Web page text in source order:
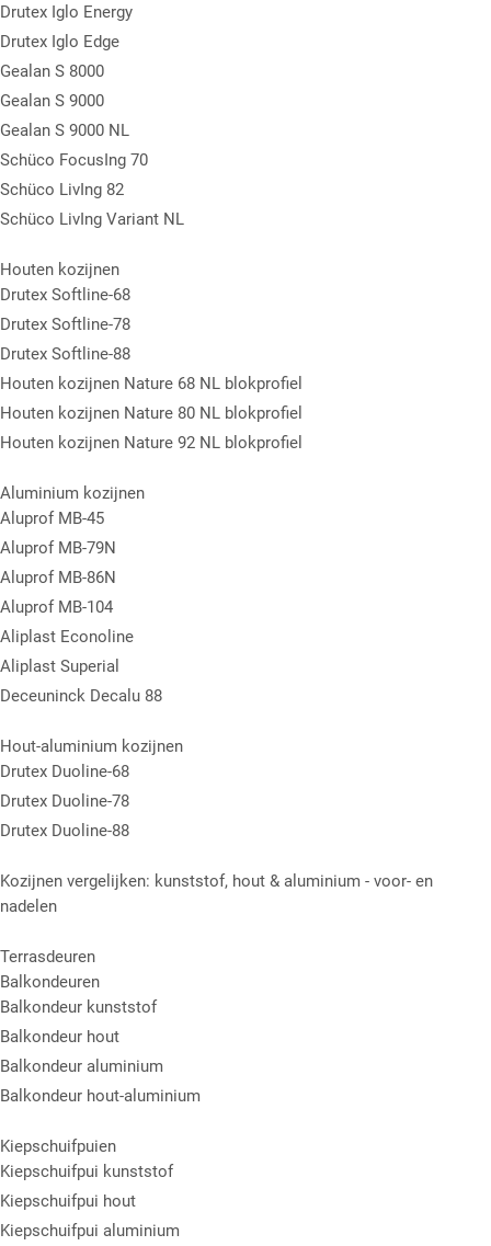
Drutex Iglo Energy
Drutex Iglo Edge
Gealan S 8000
Gealan S 9000
Gealan S 9000 NL
Schüco FocusIng 70
Schüco LivIng 82
Schüco LivIng Variant NL
Houten kozijnen
Drutex Softline-68
Drutex Softline-78
Drutex Softline-88
Houten kozijnen Nature 68 NL blokprofiel
Houten kozijnen Nature 80 NL blokprofiel
Houten kozijnen Nature 92 NL blokprofiel
Aluminium kozijnen
Aluprof MB-45
Aluprof MB-79N
Aluprof MB-86N
Aluprof MB-104
Aliplast Econoline
Aliplast Superial
Deceuninck Decalu 88
Hout-aluminium kozijnen
Drutex Duoline-68
Drutex Duoline-78
Drutex Duoline-88
Kozijnen vergelijken: kunststof, hout & aluminium - voor- en
nadelen
Terrasdeuren
Balkondeuren
Balkondeur kunststof
Balkondeur hout
Balkondeur aluminium
Balkondeur hout-aluminium
Kiepschuifpuien
Kiepschuifpui kunststof
Kiepschuifpui hout
Kiepschuifpui aluminium